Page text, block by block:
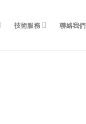
技術服務 聯絡我們